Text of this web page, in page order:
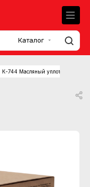
Каталог
К-744 Масляный уплотнитель